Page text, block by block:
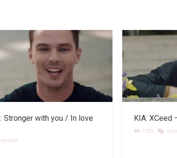
Stronger with you / In love
KIA: XCeed
1702